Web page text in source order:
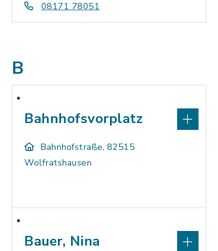
08171 78051
B
Bahnhofsvorplatz
Bahnhofstraße, 82515
Wolfratshausen
Bauer, Nina